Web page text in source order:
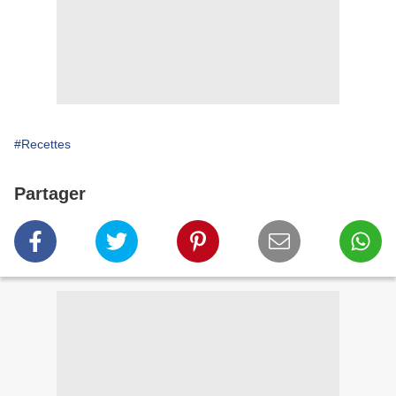
#Recettes
Partager